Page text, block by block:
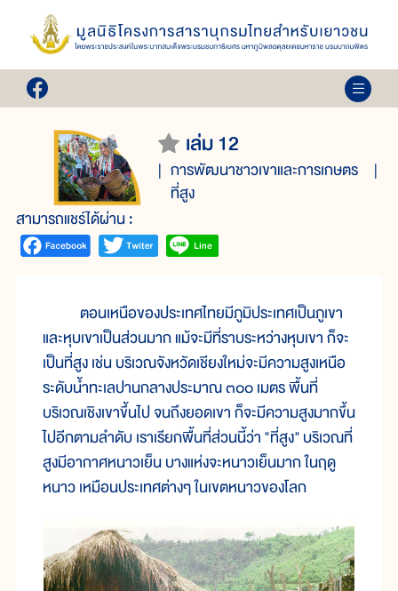
เล่ม 12
การพัฒนาชาวเขาและการเกษตร
ที่สูง
สามารถแชร์ได้ผ่าน :
ตอนเหนือของประเทศไทยมีภูมิประเทศเป็นภูเขา
และหุบเขาเป็นส่วนมาก แม้จะมีที่ราบระหว่างหุบเขา ก็จะ
เป็นที่สูง เช่น บริเวณจังหวัดเชียงใหม่จะมีความสูงเหนือ
ระดับน้ำทะเลปานกลางประมาณ ๓๐๐ เมตร พื้นที่
บริเวณเชิงเขาขึ้นไป จนถึงยอดเขา ก็จะมีความสูงมากขึ้น
ไปอีกตามลำดับ เราเรียกพื้นที่ส่วนนี้ว่า "ที่สูง" บริเวณที่
สูงมีอากาศหนาวเย็น บางแห่งจะหนาวเย็นมาก ในฤดู
หนาว เหมือนประเทศต่างๆ ในเขตหนาวของโลก